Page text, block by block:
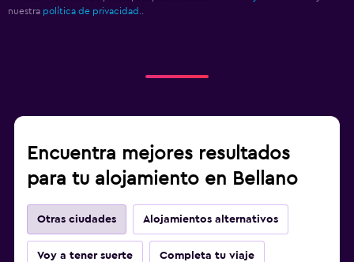
Estacionamiento gratuito
Servicio de traslado
Estacionamiento privado
Zona de trabajo
Fax/fotocopiadora
nuestra política de privacidad.
Encuentra mejores resultados
para tu alojamiento en Bellano
Otras ciudades Alojamientos alternativos
Voy a tener suerte Completa tu viaje